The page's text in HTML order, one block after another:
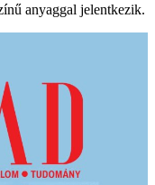
anyaggal jelentkezik.